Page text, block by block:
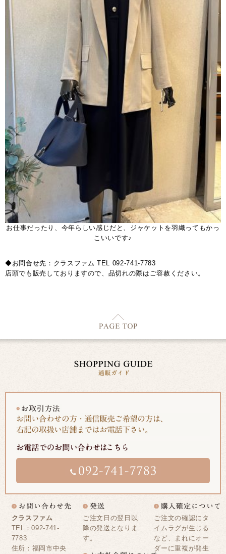
お仕事だったり、今年らしい感じだと、ジャケットを羽織ってもかっ
こいいです♪
◆お問合せ先：クラスファム TEL 092-741-7783
店頭でも販売しておりますので、品切れの際はご容赦ください。
クラスファム
TEL：092-741-
7783
住所：福岡市中央
ご注文日の翌日以
降の発送となりま
す。
ご注文の確認にタ
イムラグが生じる
など、まれにオー
ダーに重複が発生